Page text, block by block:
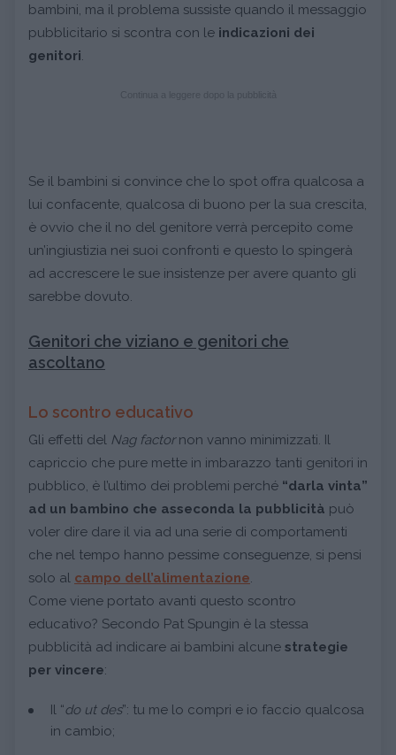
bambini, ma il problema sussiste quando il messaggio
pubblicitario si scontra con le indicazioni dei
genitori
Se il bambini si convince che lo spot offra qualcosa a
lui confacente, qualcosa di buono per la sua crescita,
è ovvio che il no del genitore verrà percepito come
un’ingiustizia nei suoi confronti e questo lo spingerà
ad accrescere le sue insistenze per avere quanto gli
sarebbe dovuto.
Genitori che viziano e genitori che
ascoltano
Lo scontro educativo
Gli effetti del Nag factornon vanno minimizzati. Il
capriccio che pure mette in imbarazzo tanti genitori in
pubblico, è l’ultimo dei problemi perché “darla vinta”
ad un bambino che asseconda la pubblicità può
voler dire dare il via ad una serie di comportamenti
che nel tempo hanno pessime conseguenze, si pensi
solo al campo dell’alimentazione
Come viene portato avanti questo scontro
educativo? Secondo Pat Spungin è la stessa
pubblicità ad indicare ai bambini alcune strategie
per vincere:
Il “do ut des”: tu me lo compri e io faccio qualcosa
in cambio;